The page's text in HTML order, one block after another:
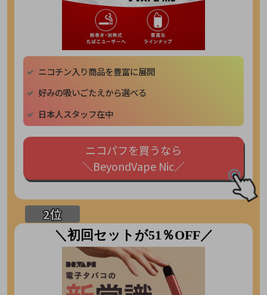
ニコチン入り商品を豊富に展開
好みの吸いごたえから選べる
日本人スタッフ在中
ニコパフを買うなら
＼BeyondVape Nic／
＼初回セットが51％OFF／